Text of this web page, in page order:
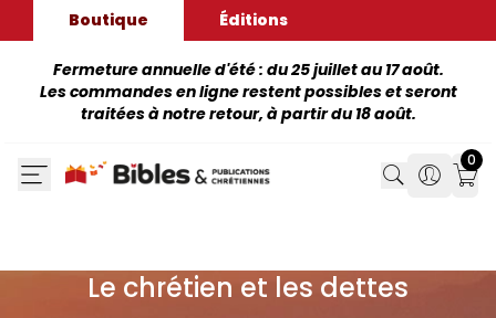
Boutique Éditions
Fermeture annuelle d'été : du 25 juillet au 17 août.
Les commandes en ligne restent possibles et seront
traitées à notre retour, à partir du 18 août.
Search
Search
0
Le chrétien et les dettes